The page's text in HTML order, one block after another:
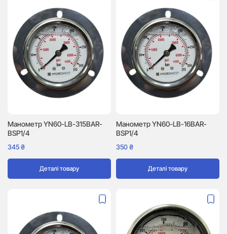
Манометр YN60-LB-315BAR-
BSP1/4
345₴
Деталі товару
Манометр YN60-LB-16BAR-
BSP1/4
350₴
Деталі товару